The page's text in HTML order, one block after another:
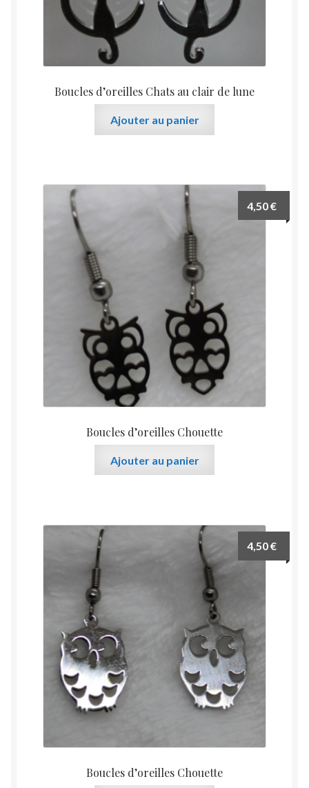
Boucles d’oreilles Chats au clair de lune
Ajouter au panier
Boucles d’oreilles Chouette
4,50€
Ajouter au panier
Boucles d’oreilles Chouette
4,50€